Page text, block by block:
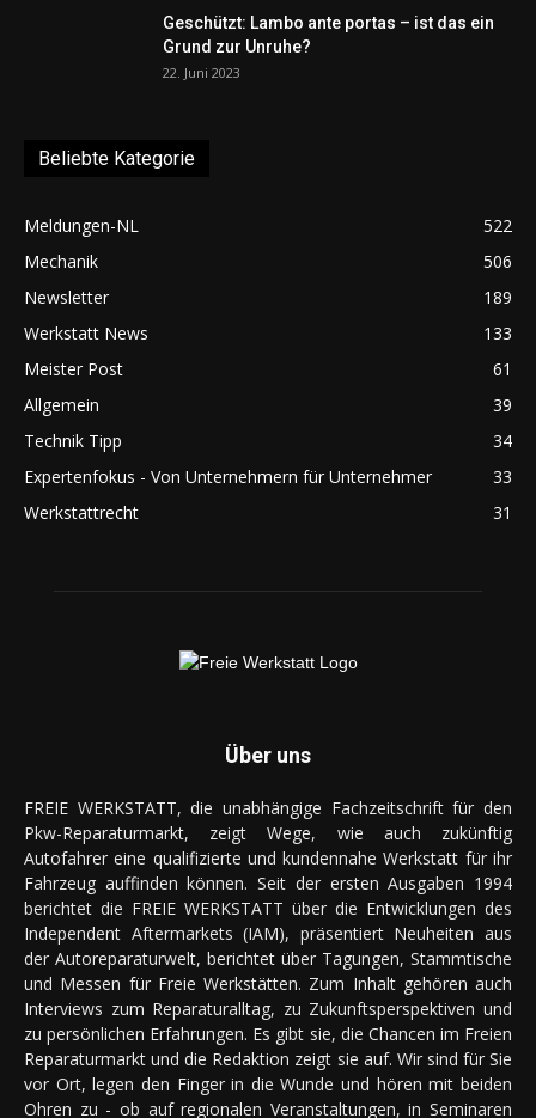
Geschützt: Lambo ante portas – ist das ein
Grund zur Unruhe?
22. Juni 2023
Beliebte Kategorie
Meldungen-NL
522
Mechanik
506
Newsletter
189
Werkstatt News
133
Meister Post
61
Allgemein
39
Technik Tipp
34
Expertenfokus - Von Unternehmern für Unternehmer
33
Werkstattrecht
31
Über uns
FREIE WERKSTATT, die unabhängige Fachzeitschrift für den
Pkw-Reparaturmarkt, zeigt Wege, wie auch zukünftig
Autofahrer eine qualifizierte und kundennahe Werkstatt für ihr
Fahrzeug auffinden können. Seit der ersten Ausgaben 1994
berichtet die FREIE WERKSTATT über die Entwicklungen des
Independent Aftermarkets (IAM), präsentiert Neuheiten aus
der Autoreparaturwelt, berichtet über Tagungen, Stammtische
und Messen für Freie Werkstätten. Zum Inhalt gehören auch
Interviews zum Reparaturalltag, zu Zukunftsperspektiven und
zu persönlichen Erfahrungen. Es gibt sie, die Chancen im Freien
Reparaturmarkt und die Redaktion zeigt sie auf. Wir sind für Sie
vor Ort, legen den Finger in die Wunde und hören mit beiden
Ohren zu - ob auf regionalen Veranstaltungen, in Seminaren